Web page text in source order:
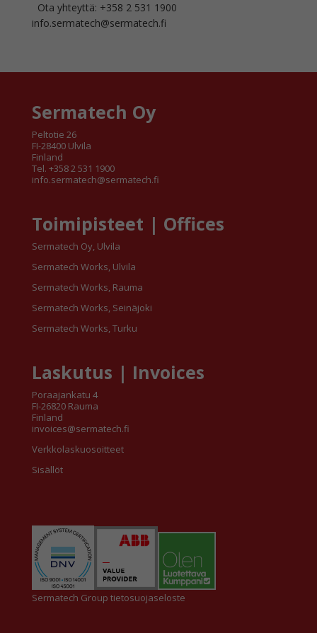
Ota yhteyttä: +358 2 531 1900
info.sermatech@sermatech.fi
Sermatech Oy
Peltotie 26
FI-28400 Ulvila
Finland
Tel. +358 2 531 1900
info.sermatech@sermatech.fi
Toimipisteet | Offices
Sermatech Oy, Ulvila
Sermatech Works, Ulvila
Sermatech Works, Rauma
Sermatech Works, Seinäjoki
Sermatech Works, Turku
Laskutus | Invoices
Poraajankatu 4
FI-26820 Rauma
Finland
invoices@sermatech.fi
Verkkolaskuosoitteet
Sisällöt
Sermatech Group tietosuojaseloste